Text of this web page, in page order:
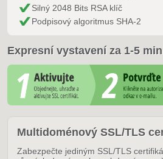
Silný 2048 Bits RSA klíč
Podpisový algoritmus SHA-2
Expresní vystavení za 1-5 min
Multidoménový SSL/TLS
Zabezpečte jediným SSL/TLS